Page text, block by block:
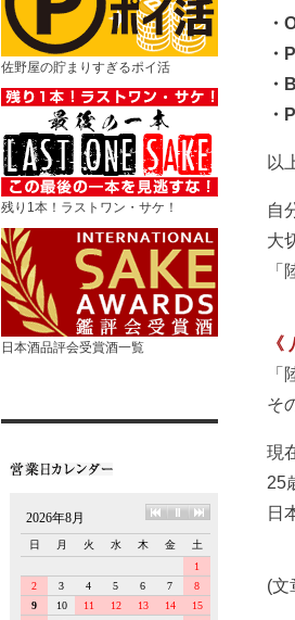
佐野屋の貯まりすぎるポイ活
残り1本！ラストワン・サケ！
日本酒品評会受賞酒一覧
・
・
・
・
以
自
大
そ
現
25
日
(文